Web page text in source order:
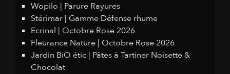
Wopilo | Parure Rayures
Stérimar | Gamme Défense rhume
Ecrinal | Octobre Rose 2026
Fleurance Nature | Octobre Rose 2026
Jardin BiO étic | Pâtes à Tartiner Noisette &
Chocolat